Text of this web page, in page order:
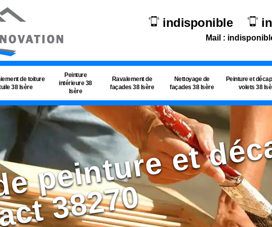
indisponible
Mail :
de toiture
38 Isère
Peinture
intérieure 38
Isère
Ravalement de
façades 38 Isère
Nettoyage de
façades 38 Isère
Peinture et
volets 38